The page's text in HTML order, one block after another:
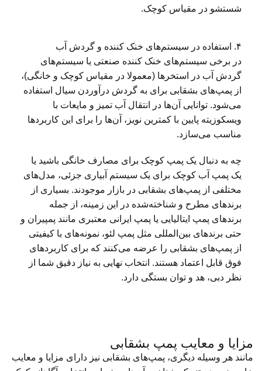
شستشو در مقیاس کوچک.
۴. استفاده در سیستم‌های خنک کننده و گردش آب
در برخی سیستم‌های خنک کننده صنعتی یا سیستم‌های
گردش آب در استخرها (معمولا در مقیاس کوچک و خانگی)،
از پمپ‌های بشقابی برای به گردش درآوردن سیال استفاده
می‌شود. توانایی آن‌ها در انتقال آب تمیز و مایعات با
ویسکوزیته پایین با کمترین نویز، آن‌ها را برای این کاربردها
مناسب می‌سازد.
چه به دنبال یک پمپ کوچک برای مصارف خانگی باشید یا
یک پمپ آب کوچک برای یک سیستم آبیاری جزئی، مدل‌های
مختلفی از پمپ‌های بشقابی در بازار موجودند. بسیاری از
برندهای مطرح و شناخته‌شده در این زمینه، از جمله
برندهای پمپ ایتالیایی یا پمپ ایرانی معتبری مانند پمپیران و
حتی برندهای بین‌المللی مثل پمپ لئو، نمونه‌های با کیفیتی
از پمپ‌های بشقابی را عرضه می‌کنند که برای کاربردهای
فوق قابل اعتماد هستند. انتخاب نهایی به نیاز دقیق شما از
نظر دبی، هد و توان بستگی دارد.
مزایا و معایب پمپ بشقابی
مانند هر وسیله دیگری، پمپ‌های بشقابی نیز دارای مزایا و معایب